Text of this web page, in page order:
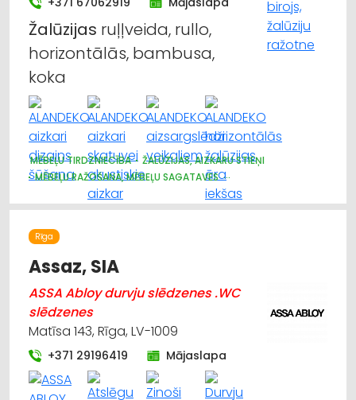
Žalūzijas ruļļveida, rullo,
horizontālās, bambusa,
koka
MĒBEĻU TIRDZNIECĪBA
ŽALŪZIJAS, AIZKARU STIEŅI
MĒBEĻU RAŽOŠANA, MĒBEĻU SAGATAVES
AUDUMU UN AIZKARU TIRDZNIECĪBA
DIZAINS UN INTERJERS; PRIEKŠMETI UN PAKALPOJUMI
MARKĪZES
SUVENĪRI, DĀVANAS
Rīga
Assaz, SIA
ASSA Abloy durvju slēdzenes .WC
slēdzenes
Matīsa 143, Rīga, LV-1009
+371 29196419 Mājaslapa